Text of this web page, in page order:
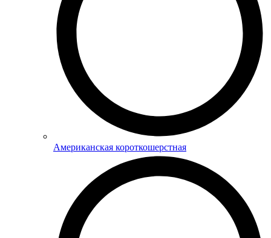
Американская короткошерстная